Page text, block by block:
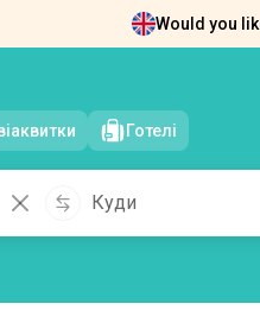
Would you
Готелі
Куди